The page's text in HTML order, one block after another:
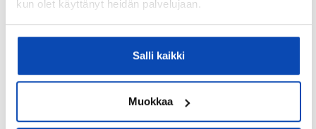
kun olet käyttänyt heidän palvelujaan.
Salli kaikki
Muokkaa
Sompatie 6